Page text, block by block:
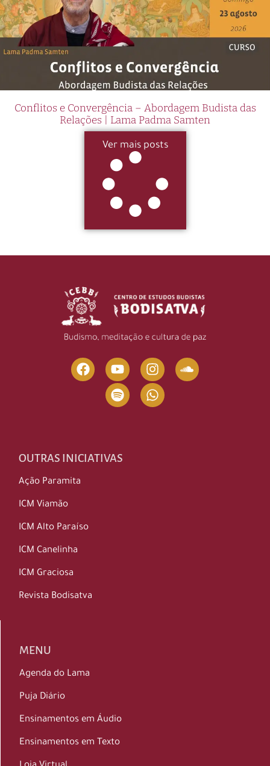
Conflitos e Convergência – Abordagem Budista das
Relações | Lama Padma Samten
Ver mais posts
OUTRAS INICIATIVAS
Ação Paramita
ICM Viamão
ICM Alto Paraíso
ICM Canelinha
ICM Graciosa
Revista Bodisatva
MENU
Agenda do Lama
Puja Diário
Ensinamentos em Áudio
Ensinamentos em Texto